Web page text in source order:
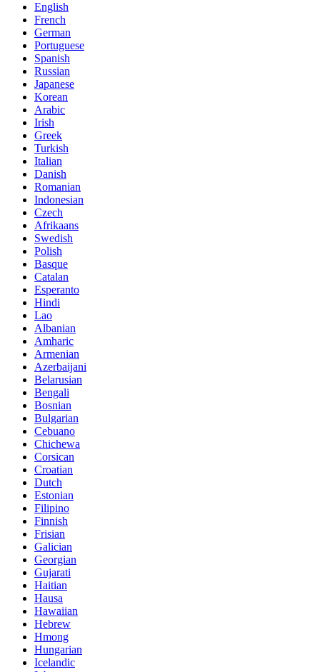
English
French
German
Portuguese
Spanish
Russian
Japanese
Korean
Arabic
Irish
Greek
Turkish
Italian
Danish
Romanian
Indonesian
Czech
Afrikaans
Swedish
Polish
Basque
Catalan
Esperanto
Hindi
Lao
Albanian
Amharic
Armenian
Azerbaijani
Belarusian
Bengali
Bosnian
Bulgarian
Cebuano
Chichewa
Corsican
Croatian
Dutch
Estonian
Filipino
Finnish
Frisian
Galician
Georgian
Gujarati
Haitian
Hausa
Hawaiian
Hebrew
Hmong
Hungarian
Icelandic